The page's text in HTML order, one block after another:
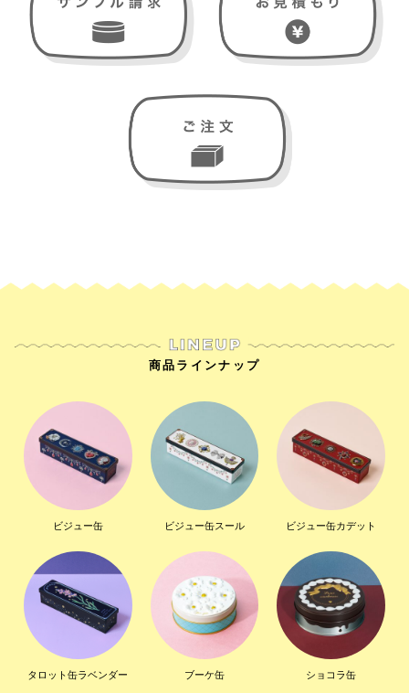
商品ラインナップ
ビジュー缶 ビジュー缶スール ビジュー缶カデット
タロット缶ラベンダー ブーケ缶 ショコラ缶